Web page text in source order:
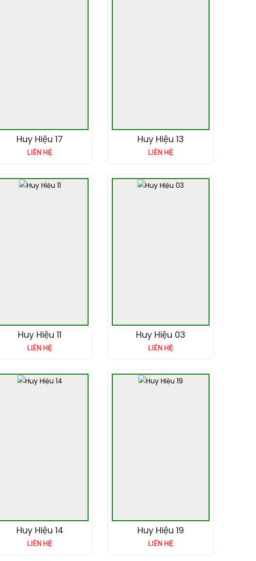
Huy Hiệu 17
LIÊN HỆ
Huy Hiệu 13
LIÊN HỆ
Huy Hiệu 11
LIÊN HỆ
Huy Hiệu 03
LIÊN HỆ
Huy Hiệu 14
LIÊN HỆ
Huy Hiệu 19
LIÊN HỆ